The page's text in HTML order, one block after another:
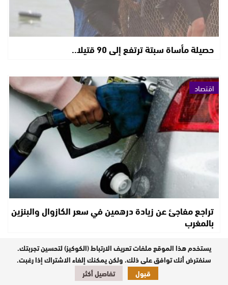
حصيلة مأساة سبتة ترتفع إلى 90 قتيلا..
اقتصاد
تراجع مفاجئ عن زيادة درهمين في سعر الكازوال والبنزين
بالمغرب
تازة والجهة
يستخدم هذا الموقع ملفات تعريف الارتباط (الكوكيز) لتحسين تجربتك.
سنفترض أنك توافق على ذلك، ولكن يمكنك إلغاء الاشتراك إذا رغبت.
قبول
تفاصيل أكثر